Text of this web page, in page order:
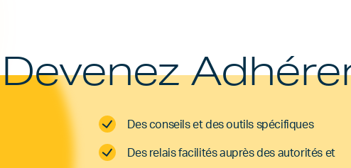
Devenez
Des conseils et des outils spécifiques
Des relais facilités auprès des autorités et